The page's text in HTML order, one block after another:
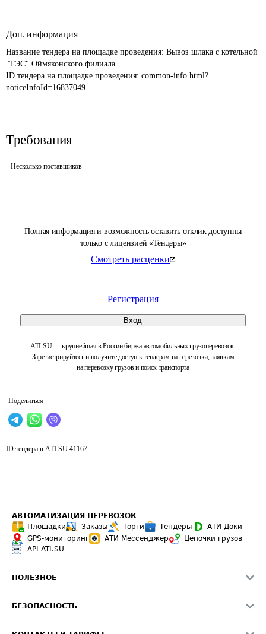
Полная информация и возможность оставить отклик доступны
только с лицензией «Тендеры»
Смотреть расценки
Регистрация
Вход
ATI.SU — крупнейшая в России биржа автомобильных грузоперевозок.
Зарегистрируйтесь и получите доступ к тендерам на перевозки, заявкам
на перевозку грузов и поиск транспорта
Поделиться
Доп. информация
Название тендера на площадке проведения: Вывоз шлака с котельной
"ТЭС" Оймяконского филиала
ID тендера на площадке проведения: common-info.html?
noticeInfoId=16837049
Требования
Несколько поставщиков
ID тендера в ATI.SU 41167
АВТОМАТИЗАЦИЯ ПЕРЕВОЗОК
Площадки
Заказы Торги Тендеры
АТИ-Доки
GPS-мониторинг
АТИ Мессенджер
Цепочки грузов
API ATI.SU
ПОЛЕЗНОЕ
Звезды ATI.SU на вашем сайте
БЕЗОПАСНОСТЬ